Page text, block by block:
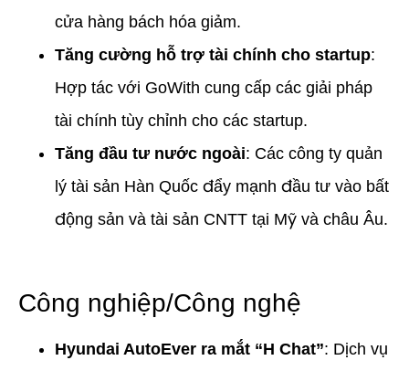
cửa hàng bách hóa giảm.
Tăng cường hỗ trợ tài chính cho startup:
Hợp tác với GoWith cung cấp các giải pháp
tài chính tùy chỉnh cho các startup.
Tăng đầu tư nước ngoài: Các công ty quản
lý tài sản Hàn Quốc đẩy mạnh đầu tư vào bất
động sản và tài sản CNTT tại Mỹ và châu Âu.
Công nghiệp/Công nghệ
Hyundai AutoEver ra mắt “H Chat”: Dịch vụ